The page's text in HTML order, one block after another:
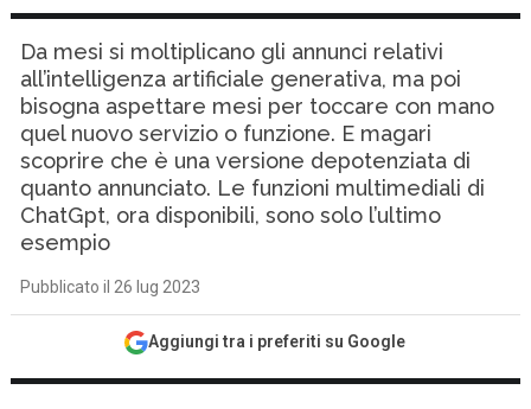
Da mesi si moltiplicano gli annunci relativi
all’intelligenza artificiale generativa, ma poi
bisogna aspettare mesi per toccare con mano
quel nuovo servizio o funzione. E magari
scoprire che è una versione depotenziata di
quanto annunciato. Le funzioni multimediali di
ChatGpt, ora disponibili, sono solo l’ultimo
esempio
Pubblicato il 26 lug 2023
Aggiungi tra i preferiti su Google